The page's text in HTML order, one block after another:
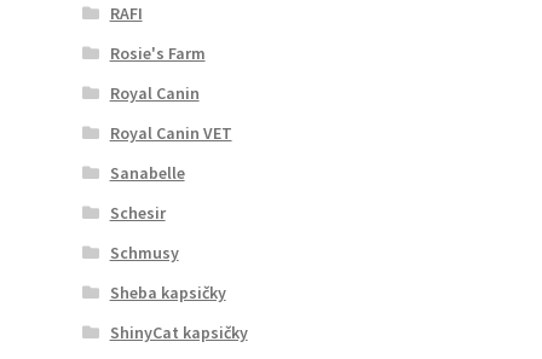
RAFI
Rosie's Farm
Royal Canin
Royal Canin VET
Sanabelle
Schesir
Schmusy
Sheba kapsičky
ShinyCat kapsičky